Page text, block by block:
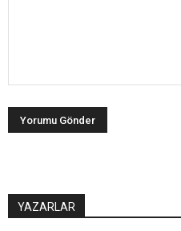
YAZARLAR